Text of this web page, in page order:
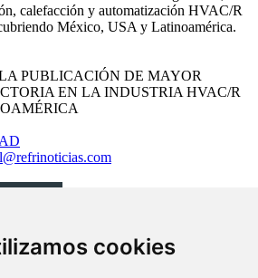
cookies
calefacción y automatización HVAC/R
México, USA y Latinoamérica.
PUBLICACIÓN DE MAYOR
EN LA INDUSTRIA HVAC/R